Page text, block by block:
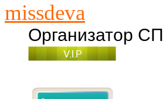
missdeva
Организатор СП